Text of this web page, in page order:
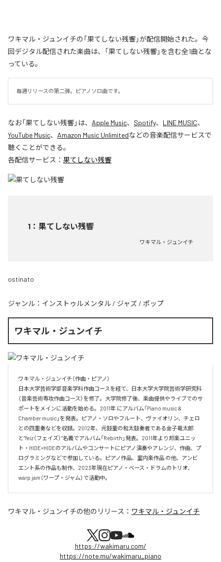
ワキマル・ジュンイチの「果てしない残響」が配信開始された。今
回デジタル配信された楽曲は、「果てしない残響」を含む全1曲とな
っている。
毎週リリースの第二弾。ピアノソロ曲です。
なお「果てしない残響」は、 Apple Music、 Spotify、 LINE MUSIC、
YouTube Music、 Amazon Music Unlimitedなどの音楽配信サービスで
聴くことができる。
各配信サービス： 果てしない残響
1 ： 果てしない残響
ワキマル・ジュンイチ
ostinato
ジャンル： インストゥルメンタル / ジャズ / ポップ
ワキマル・ジュンイチ
ワキマル・ジュンイチ（作曲・ピアノ）
日本大学芸術学部音楽学科作曲コースを経て、日本大学大学院芸術学研究科
（音楽芸術専攻作曲コース）を修了。大学院修了後、楽曲提供やライブでのサ
ポートをメインに活動を始める。2011年 にアルバム「Piano music &
Chamber music」を発表。ピアノ・ソロやフルート、ヴァイオリン、チェロ
との四重奏などを収録。2012年、元鼓童の和太鼓奏者である金子竜太郎
と”feiz（フェイズ）”名義でアルバム「Rebirth」発表。2011年より邦楽ユニッ
ト・HIDE×HIDEのアルバムやコンサートにピアノ演奏やアレンジ、作曲、プ
ログラミングなどで参加している。ピアノ作品、室内楽作品 の他、アンビ
エント系の作品も制作、2023年現在ピアノ・ベース・ドラムのトリオ、
warp jam（ワープ・ジャム）で活動中。
ワキマル・ジュンイチの他のリリース： ワキマル・ジュンイチ
https://wakimaru.com/
https://note.mu/wakimaru_piano